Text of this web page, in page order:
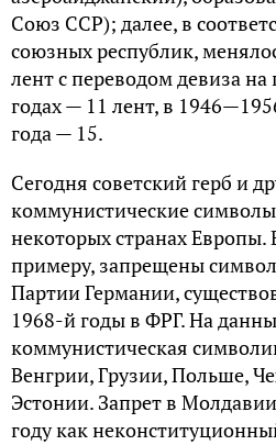
Союз ССР); далее, в
союзных республик,
лент с переводом девиза
годах — 11 лент, в
года — 15.
Сегодня советский герб и
коммунистические
некоторых странах Европы.
примеру, запрещены
Партии Германии,
1968-й годы в ФРГ. На
коммунистическая
Венгрии, Грузии, Польше,
Эстонии. Запрет в
году как